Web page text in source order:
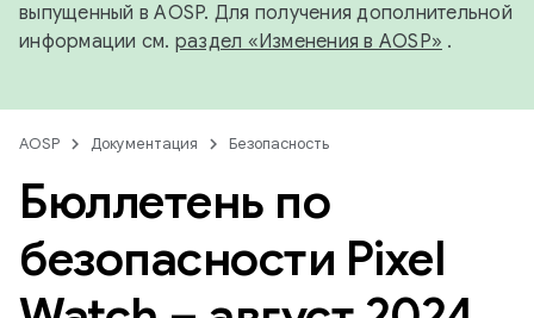
выпущенный в AOSP. Для получения дополнительной
информации см. раздел «Изменения в AOSP» .
AOSP Документация Безопасность
Бюллетень по
безопасности Pixel